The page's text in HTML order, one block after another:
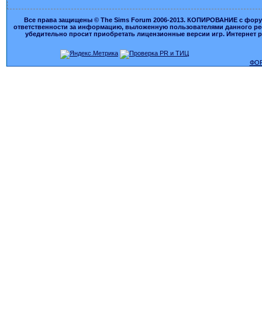
Все права защищены © The Sims Forum 2006-2013. КОПИРОВАНИЕ с
ответственности за информацию, выложенную пользователями данного
убедительно просит приобретать лицензионные версии игр.